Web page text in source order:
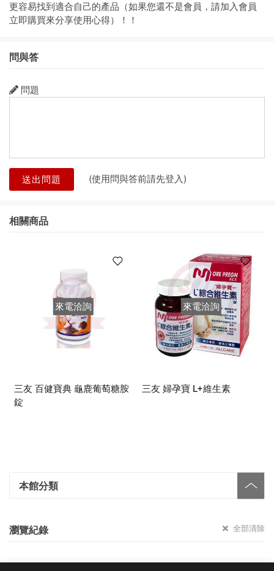
本館分類
瀏覽紀錄 全部清除
更容易找到適合自己的產品（如果您還不是會員，請加入會員
立即購買來分享使用心得）！！
問與答
問題
送出問題 (使用問與答前請先登入)
相關商品
來電洽詢
三友 百健寶典 龜鹿葡萄糖胺
錠
來電洽詢
三友 婦孕寶 L+維生素